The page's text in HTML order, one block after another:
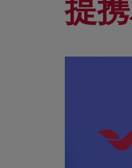
提